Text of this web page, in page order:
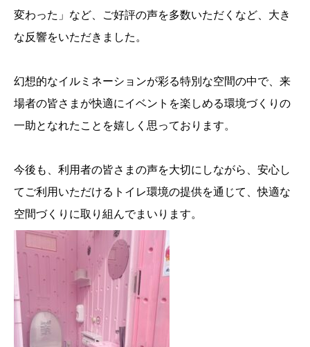
変わった」など、ご好評の声を多数いただくなど、大き
な反響をいただきました。
幻想的なイルミネーションが彩る特別な空間の中で、来
場者の皆さまが快適にイベントを楽しめる環境づくりの
一助となれたことを嬉しく思っております。
今後も、利用者の皆さまの声を大切にしながら、安心し
てご利用いただけるトイレ環境の提供を通じて、快適な
空間づくりに取り組んでまいります。